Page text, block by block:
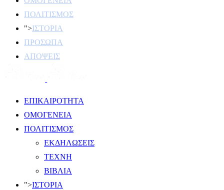
ΠΟΛΙΤΙΣΜΟΣ
">ΙΣΤΟΡΙΑ
ΠΡΟΣΩΠΑ
ΑΠΟΨΕΙΣ
ΕΠΙΚΑΙΡΟΤΗΤΑ
ΟΜΟΓΕΝΕΙΑ
ΠΟΛΙΤΙΣΜΟΣ
ΕΚΔΗΛΩΣΕΙΣ
ΤΕΧΝΗ
ΒΙΒΛΙΑ
">ΙΣΤΟΡΙΑ